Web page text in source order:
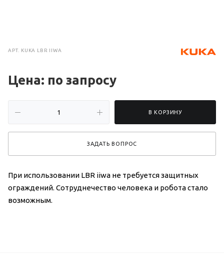
АРТ. KUKA LBR IIWA
Цена: по запросу
В КОРЗИНУ
ЗАДАТЬ ВОПРОС
При использовании LBR iiwa не требуется защитных
ограждений. Сотруднечество человека и робота стало
возможным.